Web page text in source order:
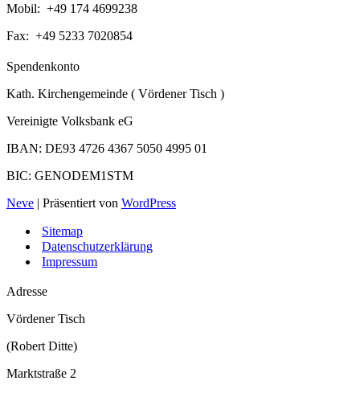
Mobil: +49 174 4699238
Fax: +49 5233 7020854
Spendenkonto
Kath. Kirchengemeinde ( Vördener Tisch )
Vereinigte Volksbank eG
IBAN: DE93 4726 4367 5050 4995 01
BIC: GENODEM1STM
Neve | Präsentiert von WordPress
Sitemap
Datenschutzerklärung
Impressum
Adresse
Vördener Tisch
(Robert Ditte)
Marktstraße 2